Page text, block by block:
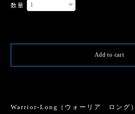
数量
Add to cart
Warrior-Long（ウォーリア ロング）